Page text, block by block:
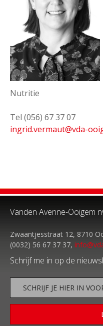
Nutritie
Tel (056) 67 37 07
ingrid.vermaut@vda-
Vanden Avenne-Ooigem
Zwaantjesstraat 12, 8710
(0032) 56 67 37 37,
Schrijf me in op de
SCHRIJF JE HIER IN